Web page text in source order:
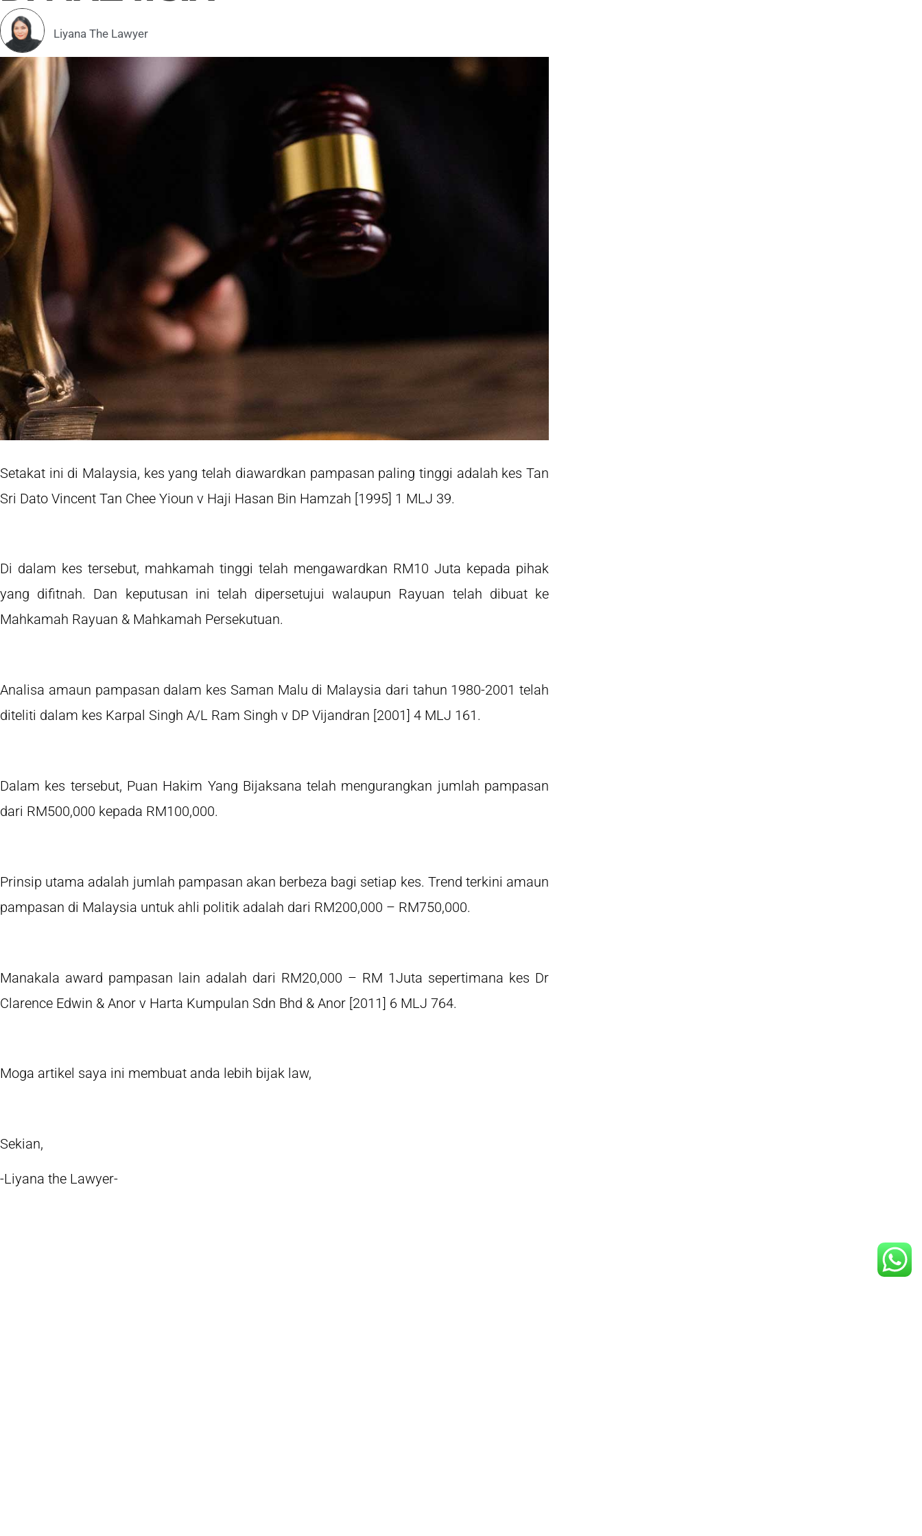
Liyana The Lawyer
Setakat ini di Malaysia, kes yang telah diawardkan pampasan paling tinggi adalah kes Tan
Sri Dato Vincent Tan Chee Yioun v Haji Hasan Bin Hamzah [1995] 1 MLJ 39.
Di dalam kes tersebut, mahkamah tinggi telah mengawardkan RM10 Juta kepada pihak
yang difitnah. Dan keputusan ini telah dipersetujui walaupun Rayuan telah dibuat ke
Mahkamah Rayuan & Mahkamah Persekutuan.
Analisa amaun pampasan dalam kes Saman Malu di Malaysia dari tahun 1980-2001 telah
diteliti dalam kes Karpal Singh A/L Ram Singh v DP Vijandran [2001] 4 MLJ 161.
Dalam kes tersebut, Puan Hakim Yang Bijaksana telah mengurangkan jumlah pampasan
dari RM500,000 kepada RM100,000.
Prinsip utama adalah jumlah pampasan akan berbeza bagi setiap kes. Trend terkini amaun
pampasan di Malaysia untuk ahli politik adalah dari RM200,000 – RM750,000.
Manakala award pampasan lain adalah dari RM20,000 – RM 1Juta sepertimana kes Dr
Clarence Edwin & Anor v Harta Kumpulan Sdn Bhd & Anor [2011] 6 MLJ 764.
Moga artikel saya ini membuat anda lebih bijak law,
Sekian,
-Liyana the Lawyer-